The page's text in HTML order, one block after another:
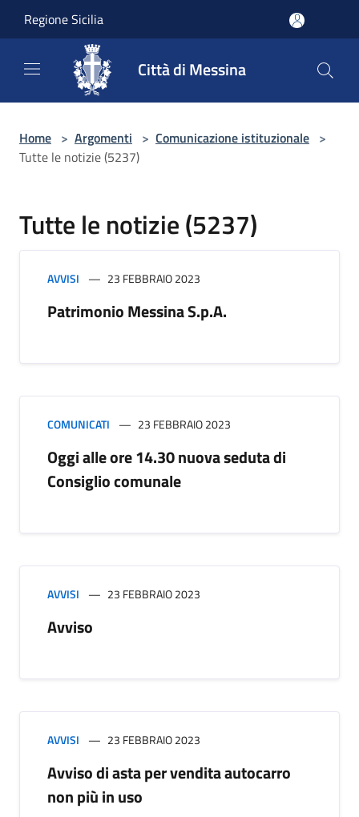
Regione Sicilia
Città di Messina
Home > Argomenti > Comunicazione istituzionale >
Tutte le notizie (5237)
Tutte le notizie (5237)
AVVISI 23 FEBBRAIO 2023
Patrimonio Messina S.p.A.
COMUNICATI 23 FEBBRAIO 2023
Oggi alle ore 14.30 nuova seduta di
Consiglio comunale
AVVISI 23 FEBBRAIO 2023
Avviso
AVVISI 23 FEBBRAIO 2023
Avviso di asta per vendita autocarro
non più in uso